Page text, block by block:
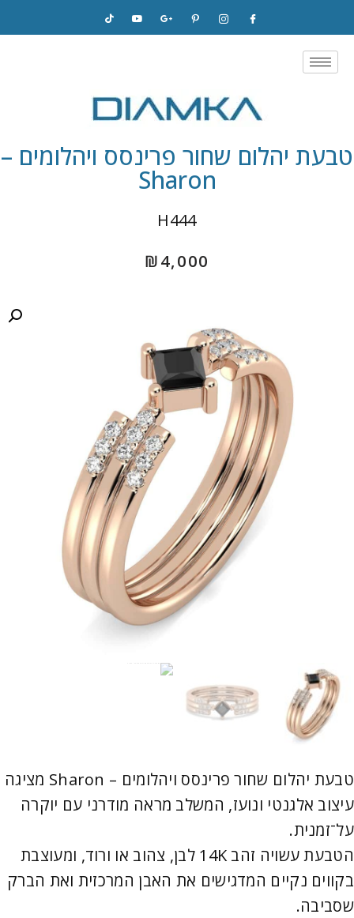
Skip
to
טבעת יהלום שחור פרינסס ויהלומים –
Sharon
H444
₪4,000
טבעת יהלום שחור פרינסס ויהלומים – Sharon מציגה
עיצוב אלגנטי ונועז, המשלב מראה מודרני עם יוקרה
על־זמנית.
הטבעת עשויה זהב 14K לבן, צהוב או ורוד, ומעוצבת
בקווים נקיים המדגישים את האבן המרכזית ואת הברק
שסביבה.